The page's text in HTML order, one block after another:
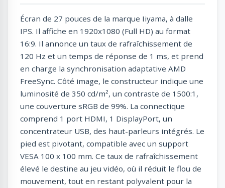
Écran de 27 pouces de la marque Iiyama, à dalle
IPS. Il affiche en 1920x1080 (Full HD) au format
16:9. Il annonce un taux de rafraîchissement de
120 Hz et un temps de réponse de 1 ms, et prend
en charge la synchronisation adaptative AMD
FreeSync. Côté image, le constructeur indique une
luminosité de 350 cd/m², un contraste de 1500:1,
une couverture sRGB de 99%. La connectique
comprend 1 port HDMI, 1 DisplayPort, un
concentrateur USB, des haut-parleurs intégrés. Le
pied est pivotant, compatible avec un support
VESA 100 x 100 mm. Ce taux de rafraîchissement
élevé le destine au jeu vidéo, où il réduit le flou de
mouvement, tout en restant polyvalent pour la